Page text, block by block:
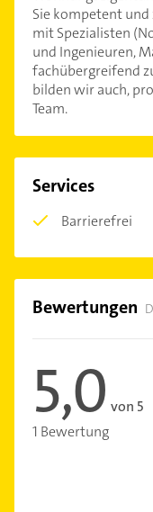
Sie kompetent
mit Spezialisten
und Ingenieuren,
fachübergreifend
bilden wir auch,
Team.
Services
Barrierefrei
Bewertungen
5,0 von 5
1 Bewertung